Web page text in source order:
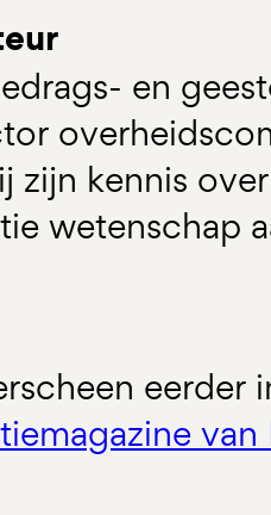
en
zijn kennis
wetenschap
eerder
van